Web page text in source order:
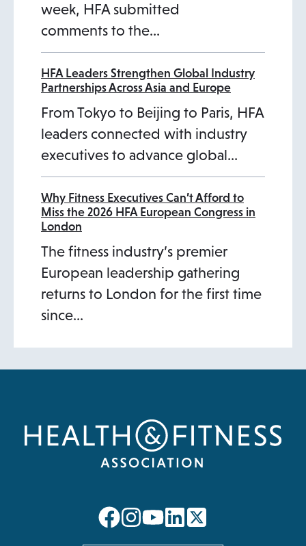
week, HFA submitted
comments to the…
HFA Leaders Strengthen Global Industry
Partnerships Across Asia and Europe
From Tokyo to Beijing to Paris, HFA
leaders connected with industry
executives to advance global…
Why Fitness Executives Can’t Afford to
Miss the 2026 HFA European Congress in
London
The fitness industry’s premier
European leadership gathering
returns to London for the first time
since…
opensopensopensopens